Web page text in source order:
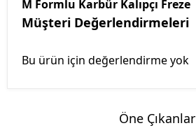
M Formlu Karbür Kalıpçı Freze
Müşteri Değerlendirmeleri
Bu ürün için değerlendirme yok
Öne Çıkanlar